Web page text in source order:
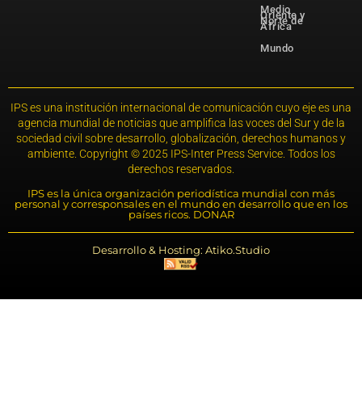
Medio
Oriente y
Norte de
África
Mundo
IPS es una institución internacional de comunicación cuyo eje es una
agencia mundial de noticias que amplifica las voces del Sur y de la
sociedad civil sobre desarrollo, globalización, derechos humanos y
ambiente. Copyright © 2025 IPS-Inter Press Service. Todos los
derechos reservados.
IPS es la única organización periodística mundial con más
personal y corresponsales en el mundo en desarrollo que en los
países ricos. DONAR
Desarrollo & Hosting: Atiko.Studio